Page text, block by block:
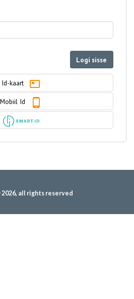
Logi sisse
Id-kaart
Mobiil Id
2026, all rights reserved